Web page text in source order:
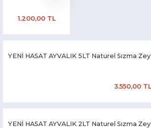
1.200,00 TL
YENİ HASAT AYVALIK 5LT Naturel Sızma
3.550,00 TL
YENİ HASAT AYVALIK 2LT Naturel Sızma